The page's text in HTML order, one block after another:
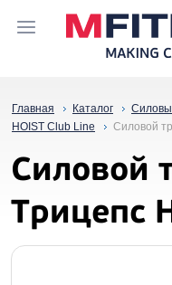
Главная Каталог
HOIST Club Line
Силовой
Силовой
Трицепс